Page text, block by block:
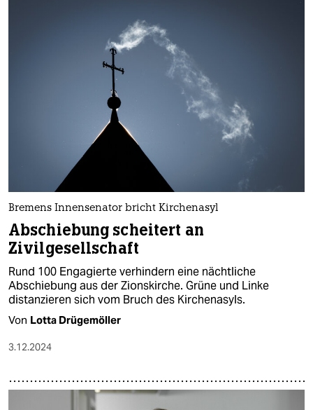
Bremens Innensenator bricht Kirchenasyl
Abschiebung scheitert an
Zivilgesellschaft
Rund 100 Engagierte verhindern eine nächtliche
Abschiebung aus der Zionskirche. Grüne und Linke
distanzieren sich vom Bruch des Kirchenasyls.
Von Lotta Drügemöller
3.12.2024